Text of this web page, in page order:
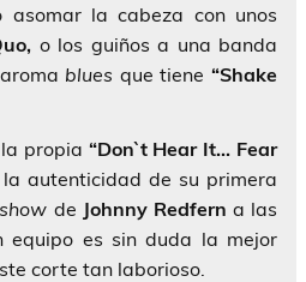
asomar la cabeza con unos
o los guiños a una banda
blues que tiene“Shake
propia “Don`t Hear It… Fear
la autenticidad de su primera
show de Johnny Redfern a las
equipo es sin duda la mejor
corte tan laborioso.